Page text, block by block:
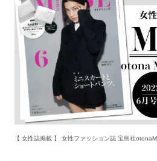
【 女性誌掲載 】 女性ファッション誌 宝島社